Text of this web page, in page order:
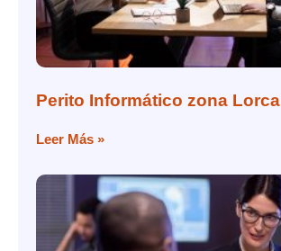
Perito Informático zona Lorca
Leer Más »